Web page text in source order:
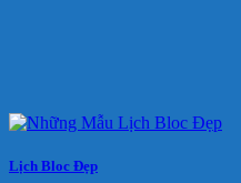
Lịch Bloc Đẹp